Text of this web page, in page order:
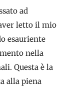
ad
letto il mio
esauriente
nella
Questa è la
alla piena